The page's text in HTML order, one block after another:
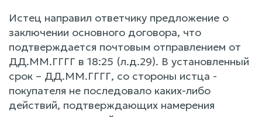
Истец направил ответчику предложение о
заключении основного договора, что
подтверждается почтовым отправлением от
ДД.ММ.ГГГГ в 18:25 (л.д.29). В установленный
срок – ДД.ММ.ГГГГ, со стороны истца -
покупателя не последовало каких-либо
действий, подтверждающих намерения